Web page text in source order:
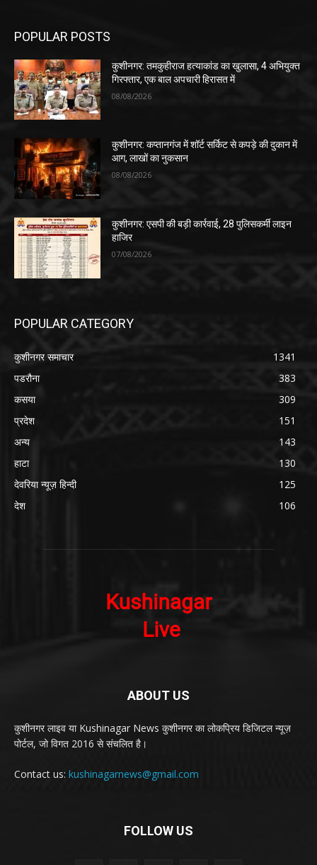
POPULAR POSTS
कुशीनगर: तमकुहीराज हत्याकांड का खुलासा, 4 अभियुक्त
गिरफ्तार, एक बाल अपचारी हिरासत में
08/08/2026
कुशीनगर: कप्तानगंज में शॉर्ट सर्किट से कपड़े की दुकान में
आग, लाखों का नुकसान
08/08/2026
कुशीनगर: एसपी की बड़ी कार्रवाई, 28 पुलिसकर्मी लाइन
हाजिर
07/08/2026
POPULAR CATEGORY
कुशीनगर समाचार
1341
पडरौना
383
कसया
309
प्रदेश
151
अन्य
143
हाटा
130
देवरिया न्यूज़ हिन्दी
125
देश
106
ABOUT US
कुशीनगर लाइव या Kushinagar News कुशीनगर का लोकप्रिय डिजिटल न्यूज़
पोर्टल, जो विगत 2016 से संचलित है।
Contact us: kushinagarnews@gmail.com
FOLLOW US